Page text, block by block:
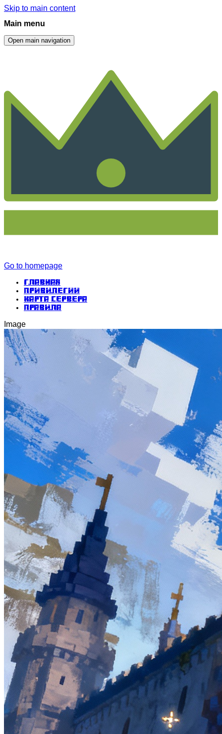
Skip to main content
Main menu
Open main navigation
Go to homepage
Главная
Привилегии
Карта сервера
Правила
Image